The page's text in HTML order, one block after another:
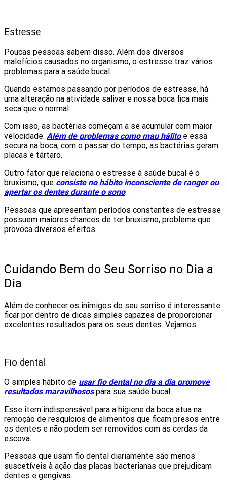
Estresse
Poucas pessoas sabem disso. Além dos diversos
malefícios causados no organismo, o estresse traz vários
problemas para a saúde bucal.
Quando estamos passando por períodos de estresse, há
uma alteração na atividade salivar e nossa boca fica mais
seca que o normal.
Com isso, as bactérias começam a se acumular com maior
velocidade. Além de problemas como mau hálitoe essa
secura na boca, com o passar do tempo, as bactérias geram
placas e tártaro.
Outro fator que relaciona o estresse à saúde bucal é o
bruxismo, que consiste no hábito inconsciente de ranger ou
apertar os dentes durante o sono.
Pessoas que apresentam períodos constantes de estresse
possuem maiores chances de ter bruxismo, problema que
provoca diversos efeitos.
Cuidando Bem do Seu Sorriso no Dia a
Dia
Além de conhecer os inimigos do seu sorriso é interessante
ficar por dentro de dicas simples capazes de proporcionar
excelentes resultados para os seus dentes. Vejamos.
Fio dental
O simples hábito de usar fio dental no dia a dia promove
resultados maravilhosos para sua saúde bucal.
Esse item indispensável para a higiene da boca atua na
remoção de resquícios de alimentos que ficam presos entre
os dentes e não podem ser removidos com as cerdas da
escova.
Pessoas que usam fio dental diariamente são menos
suscetíveis à ação das placas bacterianas que prejudicam
dentes e gengivas.